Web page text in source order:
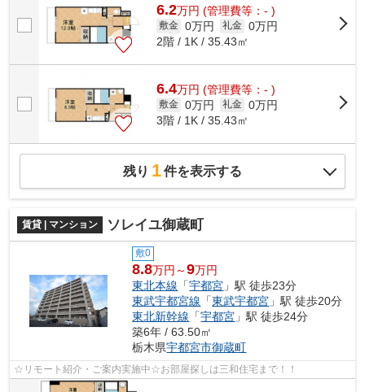
6.2万円 (管理費等：- )
敷金 0万円 礼金 0万円
2階 / 1K / 35.43㎡
6.4万円 (管理費等：- )
敷金 0万円 礼金 0万円
3階 / 1K / 35.43㎡
残り 1件を表示する
賃貸 | マンション ソレイユ御蔵町
敷0
8.8万円～9万円
東北本線 「宇都宮 」駅 徒歩23分
東武宇都宮線 「東武宇都宮 」駅 徒歩20分
東北新幹線 「宇都宮 」駅 徒歩24分
築6年 / 63.50㎡
栃木県宇都宮市御蔵町
☆リモート紹介・ご案内実施中☆お部屋探しは三和住宅まで！！